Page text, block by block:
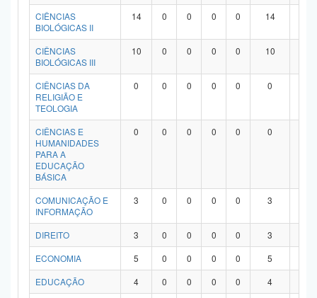
CIÊNCIAS
BIOLÓGICAS II
14 0 0 0 0 14
CIÊNCIAS
BIOLÓGICAS III
10 0 0 0 0 10
CIÊNCIAS DA
RELIGIÃO E
TEOLOGIA
0 0 0 0 0 0
CIÊNCIAS E
HUMANIDADES
PARA A
EDUCAÇÃO
BÁSICA
0 0 0 0 0 0
COMUNICAÇÃO E
INFORMAÇÃO
3 0 0 0 0 3
DIREITO 3 0 0 0 0 3
ECONOMIA
5 0 0 0 0 5
EDUCAÇÃO
4 0 0 0 0 4